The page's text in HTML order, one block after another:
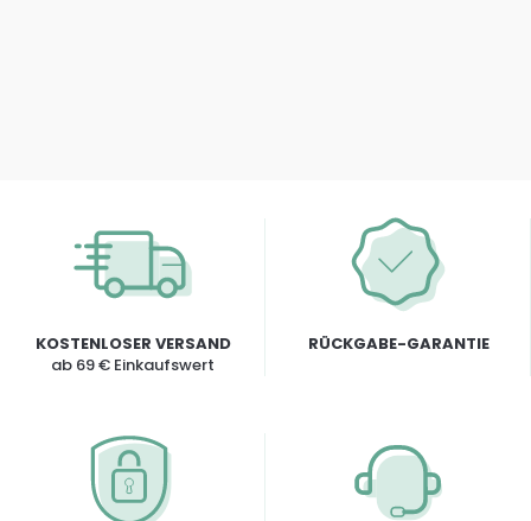
KOSTENLOSER VERSAND
ab 69 € Einkaufswert
RÜCKGABE-GARANTIE